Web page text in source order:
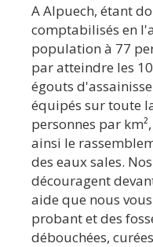
A Alpuech, étant
comptabilisés en
population à 77
par atteindre les
égouts
équipés sur toute
personnes par
ainsi le
des eaux sales.
découragent
aide que nous
probant et des
débouchées,